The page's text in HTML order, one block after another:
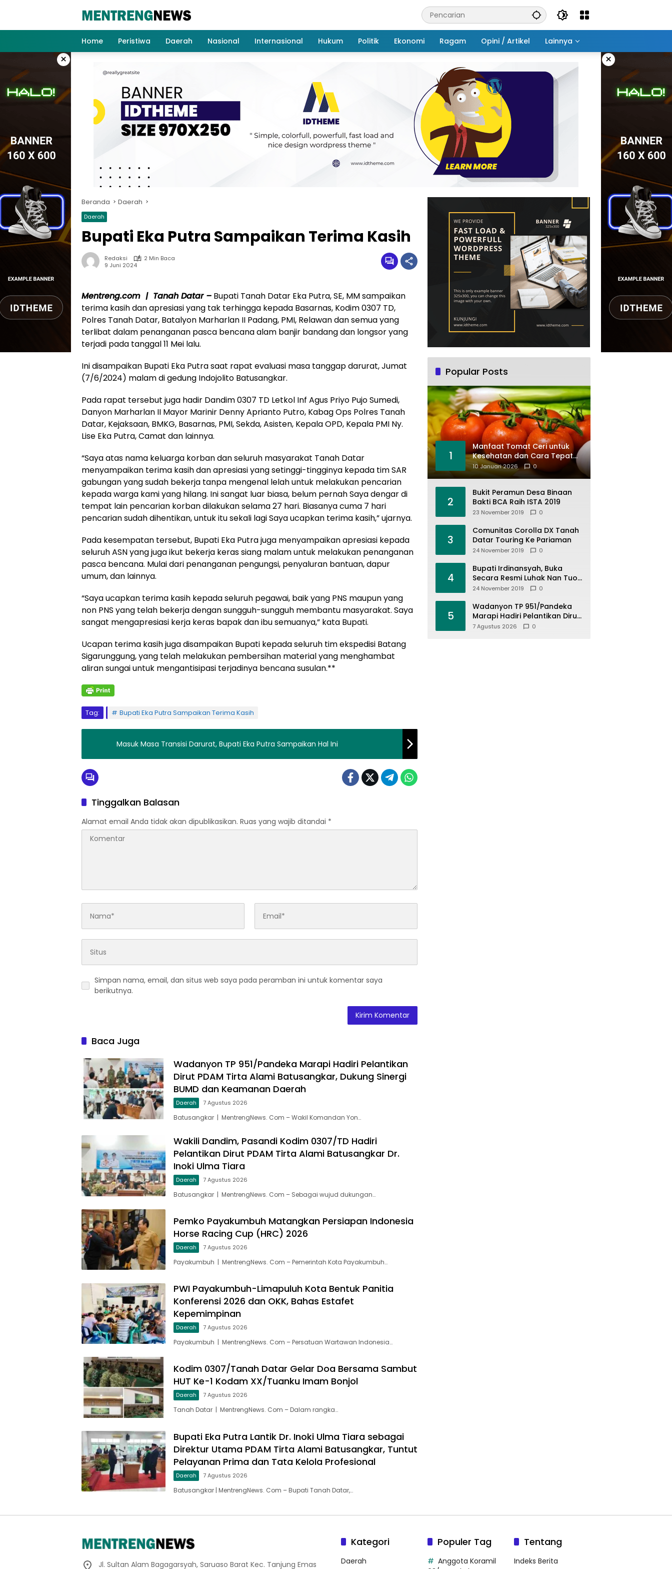
Home
Peristiwa Daerah Nasional Internasional Hukum Politik Ekonomi Ragam Opini / Artikel Lainnya
× ×
Beranda Daerah
Daerah
Bupati Eka Putra Sampaikan Terima Kasih
Redaksi
2 Min Baca
9 Juni 2024
Mentreng.com | Tanah Datar – Bupati Tanah Datar Eka Putra, SE, MM sampaikan
terima kasih dan apresiasi yang tak terhingga kepada Basarnas, Kodim 0307 TD,
Polres Tanah Datar, Batalyon Marharlan II Padang, PMI, Relawan dan semua yang
terlibat dalam penanganan pasca bencana alam banjir bandang dan longsor yang
terjadi pada tanggal 11 Mei lalu.
Ini disampaikan Bupati Eka Putra saat rapat evaluasi masa tanggap darurat, Jumat
(7/6/2024) malam di gedung Indojolito Batusangkar.
Pada rapat tersebut juga hadir Dandim 0307 TD Letkol Inf Agus Priyo Pujo Sumedi,
Danyon Marharlan II Mayor Marinir Denny Aprianto Putro, Kabag Ops Polres Tanah
Datar, Kejaksaan, BMKG, Basarnas, PMI, Sekda, Asisten, Kepala OPD, Kepala PMI Ny.
Lise Eka Putra, Camat dan lainnya.
“Saya atas nama keluarga korban dan seluruh masyarakat Tanah Datar
menyampaikan terima kasih dan apresiasi yang setinggi-tingginya kepada tim SAR
gabungan yang sudah bekerja tanpa mengenal lelah untuk melakukan pencarian
kepada warga kami yang hilang. Ini sangat luar biasa, belum pernah Saya dengar di
tempat lain pencarian korban dilakukan selama 27 hari. Biasanya cuma 7 hari
pencarian sudah dihentikan, untuk itu sekali lagi Saya ucapkan terima kasih,” ujarnya.
Pada kesempatan tersebut, Bupati Eka Putra juga menyampaikan apresiasi kepada
seluruh ASN yang juga ikut bekerja keras siang malam untuk melakukan penanganan
pasca bencana. Mulai dari penanganan pengungsi, penyaluran bantuan, dapur
umum, dan lainnya.
“Saya ucapkan terima kasih kepada seluruh pegawai, baik yang PNS maupun yang
non PNS yang telah bekerja dengan sungguh-sungguh membantu masyarakat. Saya
sangat mengapresiasi kerja keras bapak dan ibu semuanya,” kata Bupati.
Ucapan terima kasih juga disampaikan Bupati kepada seluruh tim ekspedisi Batang
Sigarunggung, yang telah melakukan pembersihan material yang menghambat
aliran sungai untuk mengantisipasi terjadinya bencana susulan.**
Tag: Bupati Eka Putra Sampaikan Terima Kasih
Masuk Masa Transisi Darurat, Bupati Eka Putra Sampaikan Hal Ini
Tinggalkan Balasan
Alamat email Anda tidak akan dipublikasikan. Ruas yang wajib ditandai *
Simpan nama, email, dan situs web saya pada peramban ini untuk komentar saya
berikutnya.
Baca Juga
Wadanyon TP 951/Pandeka Marapi Hadiri Pelantikan
Dirut PDAM Tirta Alami Batusangkar, Dukung Sinergi
BUMD dan Keamanan Daerah
Daerah 7 Agustus 2026
Batusangkar | MentrengNews. Com – Wakil Komandan Yon…
Wakili Dandim, Pasandi Kodim 0307/TD Hadiri
Pelantikan Dirut PDAM Tirta Alami Batusangkar Dr.
Inoki Ulma Tiara
Daerah 7 Agustus 2026
Batusangkar | MentrengNews. Com – Sebagai wujud dukungan…
Pemko Payakumbuh Matangkan Persiapan Indonesia
Horse Racing Cup (HRC) 2026
Daerah 7 Agustus 2026
Payakumbuh | MentrengNews. Com – Pemerintah Kota Payakumbuh…
PWI Payakumbuh-Limapuluh Kota Bentuk Panitia
Konferensi 2026 dan OKK, Bahas Estafet
Kepemimpinan
Daerah 7 Agustus 2026
Payakumbuh | MentrengNews. Com – Persatuan Wartawan Indonesia…
Kodim 0307/Tanah Datar Gelar Doa Bersama Sambut
HUT Ke-1 Kodam XX/Tuanku Imam Bonjol
Daerah 7 Agustus 2026
Tanah Datar | MentrengNews. Com – Dalam rangka…
Bupati Eka Putra Lantik Dr. Inoki Ulma Tiara sebagai
Direktur Utama PDAM Tirta Alami Batusangkar, Tuntut
Pelayanan Prima dan Tata Kelola Profesional
Daerah 7 Agustus 2026
Batusangkar | MentrengNews. Com – Bupati Tanah Datar,…
Popular Posts
1
Manfaat Tomat Ceri untuk
Kesehatan dan Cara Tepat
Mengonsumsinya
10 Januari 2026 0
2
Bukit Peramun Desa Binaan
Bakti BCA Raih ISTA 2019
23 November 2019 0
3
Comunitas Corolla DX Tanah
Datar Touring Ke Pariaman
24 November 2019 0
4
Bupati Irdinansyah, Buka
Secara Resmi Luhak Nan Tuo
Wirabraja Adventure Offroad
24 November 2019 0
5
Wadanyon TP 951/Pandeka
Marapi Hadiri Pelantikan Dirut
PDAM Tirta Alami
7 Agustus 2026 0
Jl. Sultan Alam Bagagarsyah, Saruaso Barat Kec. Tanjung Emas
Kategori
Daerah
Populer Tag
Anggota Koramil
Tentang
Indeks Berita